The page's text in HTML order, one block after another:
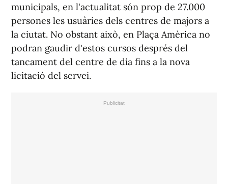
municipals, en l'actualitat són prop de 27.000
persones les usuàries dels centres de majors a
la ciutat. No obstant això, en Plaça Amèrica no
podran gaudir d'estos cursos després del
tancament del centre de dia fins a la nova
licitació del servei.